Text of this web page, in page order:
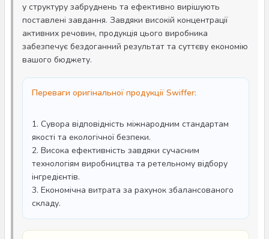
у структуру забруднень та ефективно вирішують
поставлені завдання. Завдяки високій концентрації
активних речовин, продукція цього виробника
забезпечує бездоганний результат та суттєву економію
вашого бюджету.
Переваги оригінальної продукції Swiffer:
1. Сувора відповідність міжнародним стандартам
якості та екологічної безпеки.
2. Висока ефективність завдяки сучасним
технологіям виробництва та ретельному відбору
інгредієнтів.
3. Економічна витрата за рахунок збалансованого
складу.